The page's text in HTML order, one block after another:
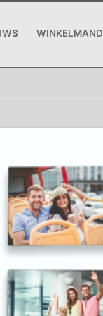
WINKELMAND